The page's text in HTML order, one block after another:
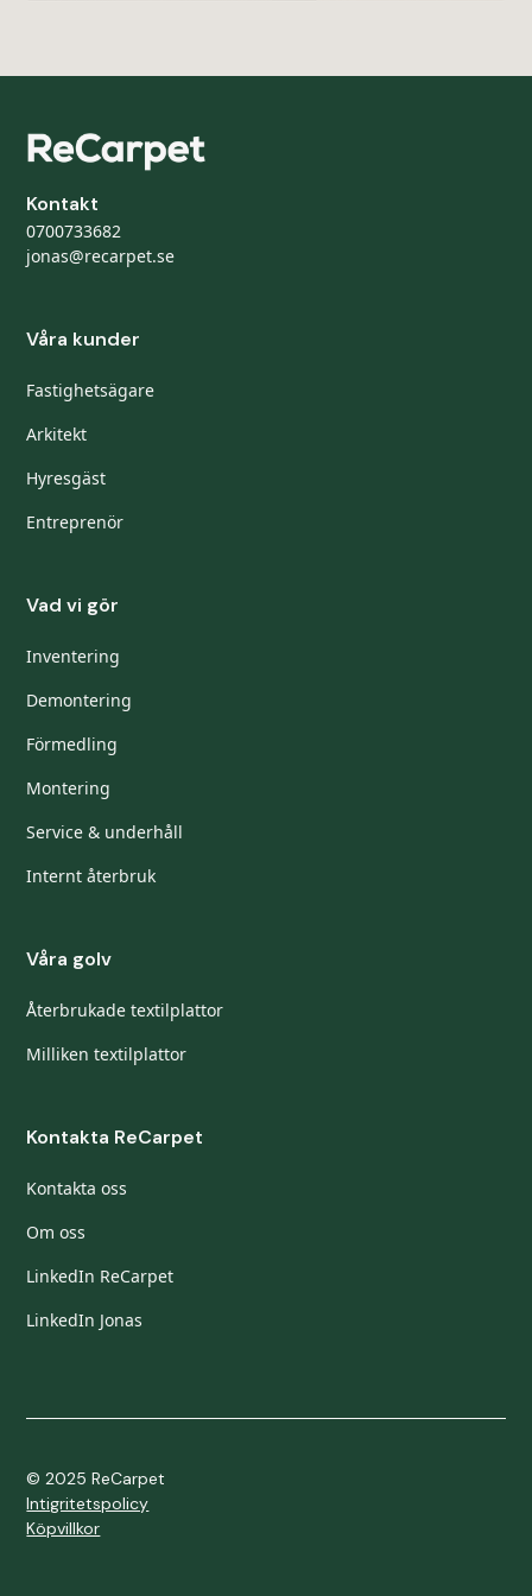
Kontakt
0700733682
jonas@recarpet.se
Våra kunder
Fastighetsägare
Arkitekt
Hyresgäst
Entreprenör
Vad vi gör
Inventering
Demontering
Förmedling
Montering
Service & underhåll
Internt återbruk
Våra golv
Återbrukade textilplattor
Milliken textilplattor
Kontakta ReCarpet
Kontakta oss
Om oss
LinkedIn ReCarpet
LinkedIn Jonas
© 2025 ReCarpet
Intigritetspolicy
Köpvillkor